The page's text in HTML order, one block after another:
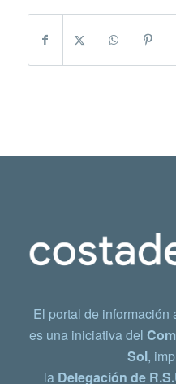
El portal de información
es una iniciativa del
Sol,
la Delegación de